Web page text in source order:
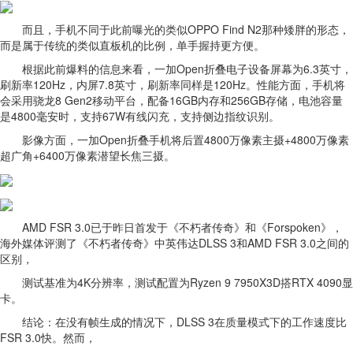
而且，手机不同于此前曝光的类似OPPO Find N2那种矮胖的形态，
而是属于传统的类似直板机的比例，单手握持更方便。
根据此前爆料的信息来看，一加Open折叠电子设备屏幕为6.3英寸，
刷新率120Hz，内屏7.8英寸，刷新率同样是120Hz。性能方面，手机将
会采用骁龙8 Gen2移动平台，配备16GB内存和256GB存储，电池容量
是4800毫安时，支持67W有线闪充，支持侧边指纹识别。
影像方面，一加Open折叠手机将后置4800万像素主摄+4800万像素
超广角+6400万像素潜望长焦三摄。
AMD FSR 3.0已于昨日首发于《不朽者传奇》和《Forspoken》，
海外媒体评测了《不朽者传奇》中英伟达DLSS 3和AMD FSR 3.0之间的
区别，
测试基准为4K分辨率，测试配置为Ryzen 9 7950X3D搭RTX 4090显
卡。
结论：在没有帧生成的情况下，DLSS 3在质量模式下的工作速度比
FSR 3.0快。然而，